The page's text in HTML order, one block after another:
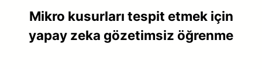
Mikro kusurları tespit etmek için
yapay zeka gözetimsiz öğrenme